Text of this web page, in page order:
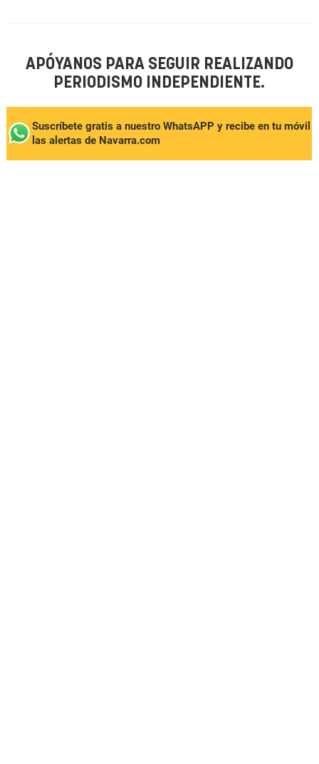
APÓYANOS PARA SEGUIR REALIZANDO
PERIODISMO INDEPENDIENTE.
Suscríbete gratis a nuestro WhatsAPP y recibe en tu móvil
las alertas de Navarra.com